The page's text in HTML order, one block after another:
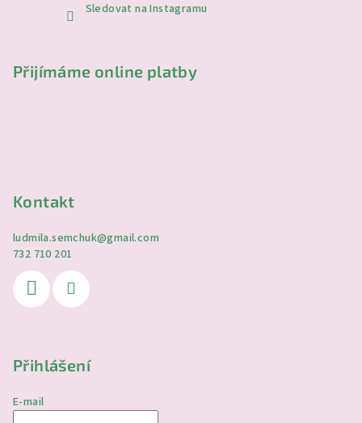
Sledovat na Instagramu
Přijímáme online platby
Kontakt
ludmila.semchuk@gmail.com
732 710 201
Přihlášení
E-mail